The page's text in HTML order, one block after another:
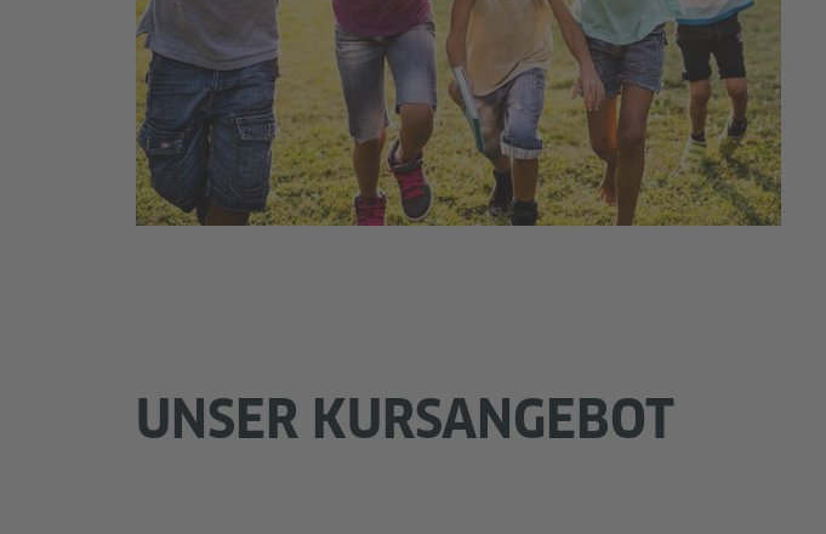
UNSER KURSANGEBOT